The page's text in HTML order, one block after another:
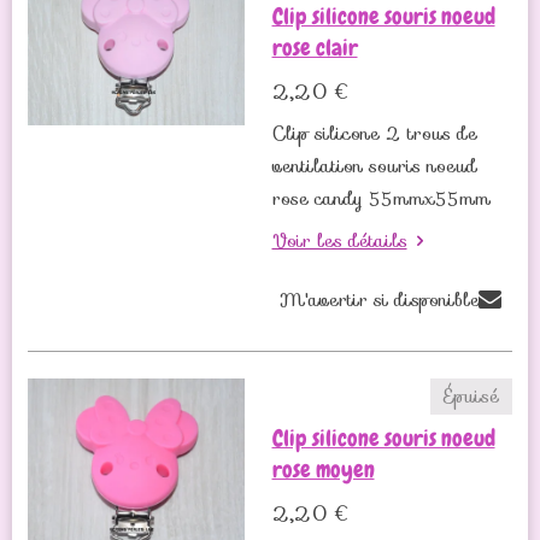
Clip silicone souris noeud
rose clair
2,20 €
Clip silicone 2 trous de
ventilation souris noeud
rose candy 55mmx55mm
Voir les détails
M'avertir si disponible
Épuisé
Clip silicone souris noeud
rose moyen
2,20 €